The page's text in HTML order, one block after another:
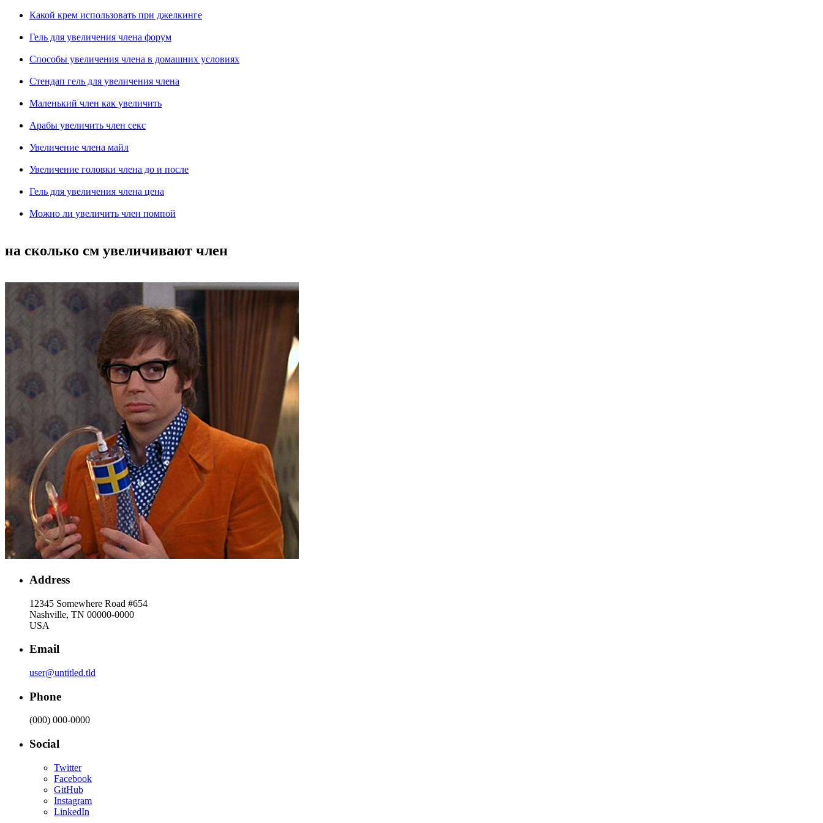
Какой крем использовать при джелкинге
Гель для увеличения члена форум
Способы увеличения члена в домашних условиях
Стендап гель для увеличения члена
Маленький член как увеличить
Арабы увеличить член секс
Увеличение члена майл
Увеличение головки члена до и после
Гель для увеличения члена цена
Можно ли увеличить член помпой
на сколько см увеличивают член
Address
12345 Somewhere Road #654
Nashville, TN 00000-0000
USA
Email
user@untitled.tld
Phone
(000) 000-0000
Social
Twitter
Facebook
GitHub
Instagram
LinkedIn